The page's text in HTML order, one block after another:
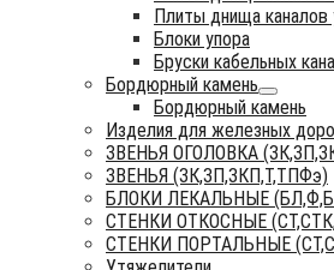
Плиты днища
Блоки упора
Бруски кабельных
Бордюрный камень
Бордюрный камень
Изделия для железных
ЗВЕНЬЯ ОГОЛОВКА
ЗВЕНЬЯ (ЗК,ЗП,ЗКП,Т,ТПФэ)
БЛОКИ ЛЕКАЛЬНЫЕ
СТЕНКИ ОТКОСНЫЕ
СТЕНКИ ПОРТАЛЬНЫЕ